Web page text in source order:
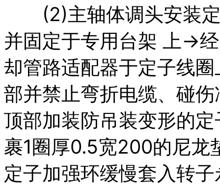
(2)主轴体调头安装定
并固定于专用台架 上→
却管路适配器于定子线
部并禁止弯折电缆、碰
顶部加装防吊装变形的
裹1圈厚0.5宽200的尼
定子加强环缓慢套入转